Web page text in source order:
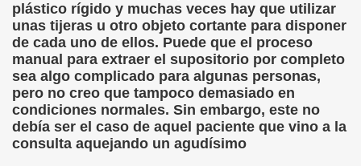
plástico rígido y muchas veces hay que utilizar
unas tijeras u otro objeto cortante para disponer
de cada uno de ellos. Puede que el proceso
manual para extraer el supositorio por completo
sea algo complicado para algunas personas,
pero no creo que tampoco demasiado en
condiciones normales. Sin embargo, este no
debía ser el caso de aquel paciente que vino a la
consulta aquejando un agudísimo